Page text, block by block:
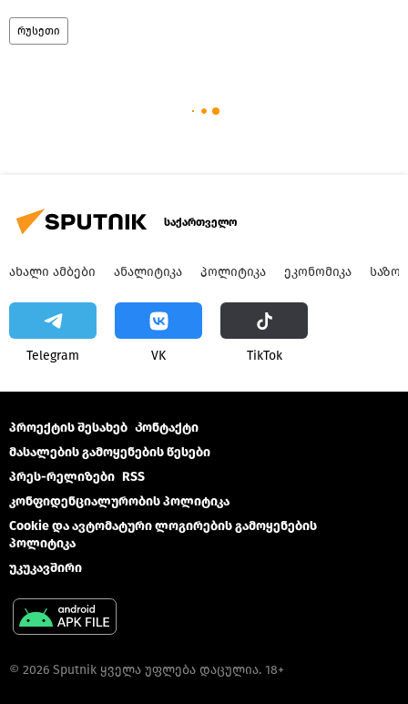
რუსეთი
საქართველო
ᲐᲮᲐᲚᲘ ᲐᲛᲑᲔᲑᲘ ᲐᲜᲐᲚᲘᲢᲘᲙᲐ ᲞᲝᲚᲘᲢᲘᲙᲐ ᲔᲙᲝᲜᲝᲛᲘᲙᲐ
Telegram VK ТikТоk
პროექტის შესახებ Კონტაქტი
მასალების გამოყენების წესები
პრეს-რელიზები RSS
კონფიდენციალურობის პოლიტიკა
Cookie და ავტომატური ლოგირების გამოყენების
პოლიტიკა
უკუკავშირი
© 2026 Sputnik ყველა უფლება დაცულია. 18+